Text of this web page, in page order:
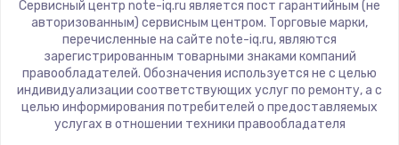
ZTE
Hiper
Evga
Google
Echips
Сервисный центр note-iq.ru является пост гарантийным (не
авторизованным) сервисным центром. Торговые марки,
перечисленные на сайте note-iq.ru, являются
зарегистрированным товарными знаками компаний
правообладателей. Обозначения используется не с целью
индивидуализации соответствующих услуг по ремонту, а с
целью информирования потребителей о предоставляемых
услугах в отношении техники правообладателя